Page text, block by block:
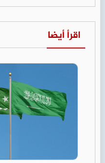
اقرأ أيضا